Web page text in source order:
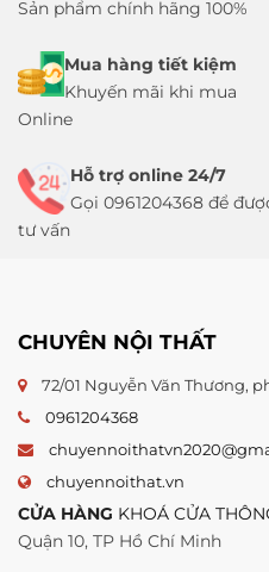
Sản phẩm chính hãng 100%
Mua hàng tiết kiệm
Khuyến mãi khi mua
Online
Hỗ trợ online 24/7
Gọi 0961204368 để
tư vấn
CHUYÊN NỘI THẤT
72/01 Nguyễn Văn Thương,
0961204368
chuyennoithat.vn
CỬA HÀNG KHOÁ CỬA
Quận 10, TP Hồ Chí Minh